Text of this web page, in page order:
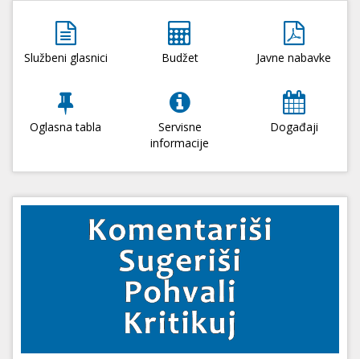
Službeni glasnici Budžet Javne nabavke
Oglasna tabla
Servisne
informacije
Događaji